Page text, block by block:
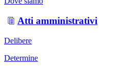
Atti amministrativi
Delibere
Determine